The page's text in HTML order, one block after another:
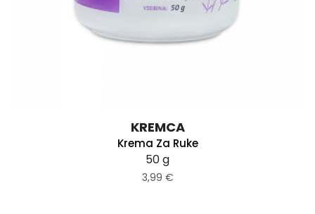
KREMCA
Krema Za Ruke
50 g
3,99 €